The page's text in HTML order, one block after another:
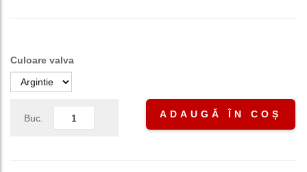
Culoare valva
Buc. ADAUGĂ ÎN COȘ